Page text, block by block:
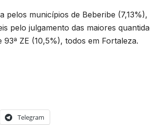
pelos municípios de Beberibe (7,13%),
pelo julgamento das maiores
93ª ZE (10,5%), todos em Fortaleza.
Telegram